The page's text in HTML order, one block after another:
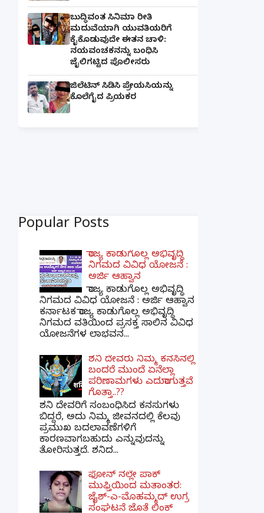
ಬುದ್ಧಿವಂತ ಸಿನಿಮಾ ರೀತಿ
ಮದುವೆಯಾಗಿ ಯುವತಿಯರಿಗೆ
ಕೈಕೊಡುವುದೇ ಈತನ ಚಾಳಿ:
ನಯವಂಚಕನನ್ನು ಬಂಧಿಸಿ
ಜೈಲಿಗಟ್ಟಿದ ಪೊಲೀಸರು
ಜಿಲೆಟಿನ್ ಸಿಡಿಸಿ ಪ್ರೇಯಸಿಯನ್ನು
ಕೊಲೆಗೈದ ಪ್ರಿಯಕರ
Popular Posts
ರಾಜ್ಯ ಕಾಡುಗೊಲ್ಲ ಅಭಿವೃದ್ಧಿ
ನಿಗಮದ ವಿವಿಧ ಯೋಜನೆ :
ಅರ್ಜಿ ಆಹ್ವಾನ
ರಾಜ್ಯ ಕಾಡುಗೊಲ್ಲ ಅಭಿವೃದ್ಧಿ
ನಿಗಮದ ವಿವಿಧ ಯೋಜನೆ : ಅರ್ಜಿ ಆಹ್ವಾನ
ಕರ್ನಾಟಕ ರಾಜ್ಯ ಕಾಡುಗೊಲ್ಲ ಅಭಿವೃದ್ಧಿ
ನಿಗಮದ ವತಿಯಿಂದ ಪ್ರಸಕ್ತ ಸಾಲಿನ ವಿವಿಧ
ಯೋಜನೆಗಳ ಲಾಭವನ...
ಶನಿ ದೇವರು ನಿಮ್ಮ ಕನಸಿನಲ್ಲಿ
ಬಂದರೆ ಮುಂದೆ ಏನೆಲ್ಲಾ
ಪರಿಣಾಮಗಳು ಎದುರಾಗುತ್ತವೆ
ಗೊತ್ತಾ..??
ಶನಿ ದೇವರಿಗೆ ಸಂಬಂಧಿಸಿದ ಕನಸುಗಳು
ಬಿದ್ದರೆ, ಅದು ನಿಮ್ಮ ಜೀವನದಲ್ಲಿ ಕೆಲವು
ಪ್ರಮುಖ ಬದಲಾವಣೆಗಳಿಗೆ
ಕಾರಣವಾಗಬಹುದು ಎನ್ನುವುದನ್ನು
ತೋರಿಸುತ್ತದೆ. ಶನಿದ...
ಫೋನ್ ನಲ್ಲೇ ಪಾಕ್
ಮುಫ್ತಿಯಿಂದ ಮತಾಂತರ:
ಜೈಶ್-ಎ-ಮೊಹಮ್ಮದ್ ಉಗ್ರ
ಸಂಘಟನೆ ಜೊತೆ ಲಿಂಕ್